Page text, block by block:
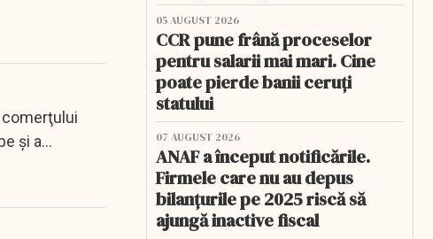
şi a
05 AUGUST 2026
CCR pune frână proceselor
pentru salarii mai mari. Cine
poate pierde banii ceruți
statului
07 AUGUST 2026
ANAF a început notificările.
Firmele care nu au depus
bilanțurile pe 2025 riscă să
ajungă inactive fiscal